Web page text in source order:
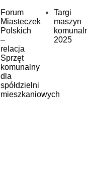
Forum
Miasteczek
Polskich
–
relacja
Sprzęt
komunalny
dla
spółdzielni
mieszkaniowych
Targi
maszyn
2025